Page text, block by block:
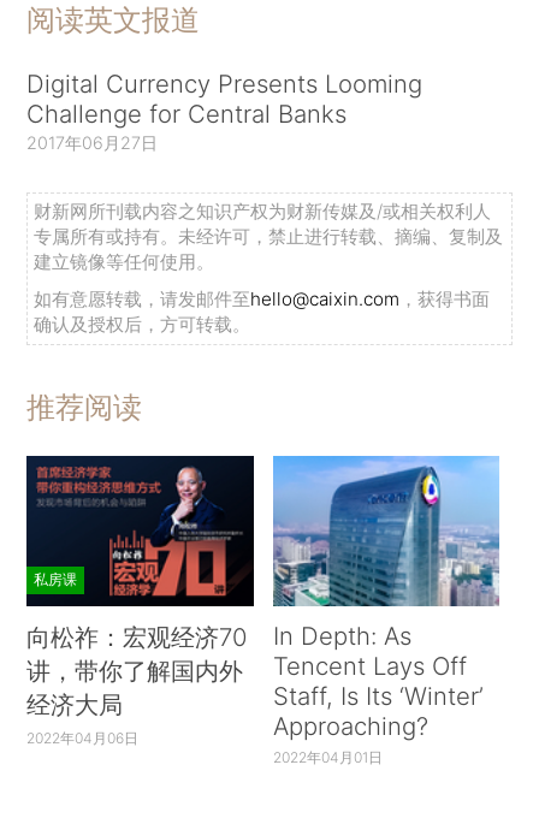
阅读英文报道
Digital Currency Presents Looming
Challenge for Central Banks
2017年06月27日
财新网所刊载内容之知识产权为财新传媒及/或相关权利人
专属所有或持有。未经许可，禁止进行转载、摘编、复制及
建立镜像等任何使用。
如有意愿转载，请发邮件至hello@caixin.com ，获得书面
确认及授权后，方可转载。
推荐阅读
私房课
向松祚：宏观经济70
讲，带你了解国内外
经济大局
2022年04月06日
In Depth: As
Tencent Lays Off
Staff, Is Its ‘Winter’
Approaching?
2022年04月01日